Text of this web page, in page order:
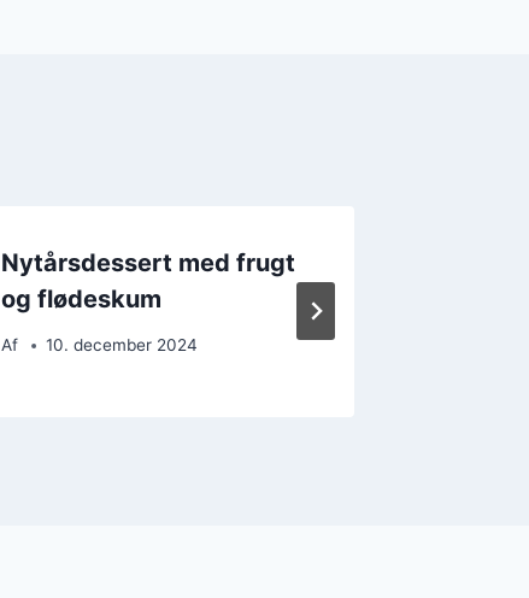
Nytårsdessert med frugt
og flødeskum
Af 10. december 2024